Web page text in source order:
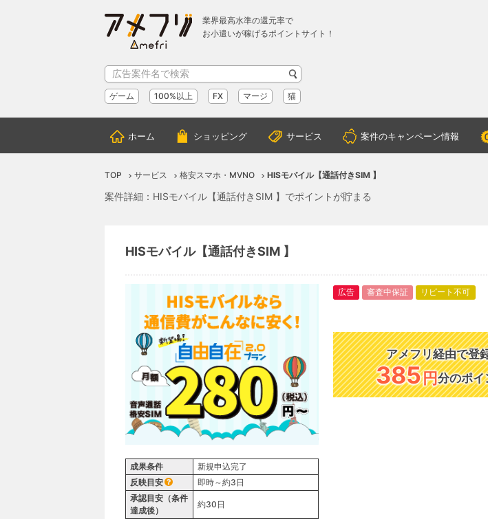
業界最高水準の還元率で
お小遣いが稼げるポイントサイト！
ゲーム 100%以上 FX マージ 猫
ホーム ショッピング サービス 案件のキャンペーン情報
TOP サービス 格安スマホ・MVNO HISモバイル【通話付きSIM 】
案件詳細：HISモバイル【通話付きSIM 】でポイントが貯まる
HISモバイル【通話付きSIM 】
成果条件
新規申込完了
反映目安
即時～約3日
承認目安（条件
達成後）
約30日
広告 審査中保証 リピート不可
アメフリ経由で登
385円分のポイ